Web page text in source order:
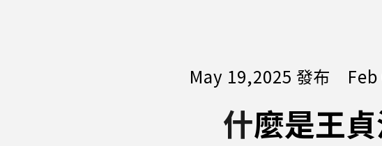
May 19,2025 發布 Feb
什麼是王